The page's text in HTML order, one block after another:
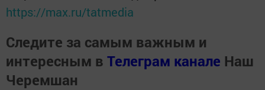
https://max.ru/tatmedia
Следите за самым важным и
интересным в Телеграм канале Наш
Черемшан